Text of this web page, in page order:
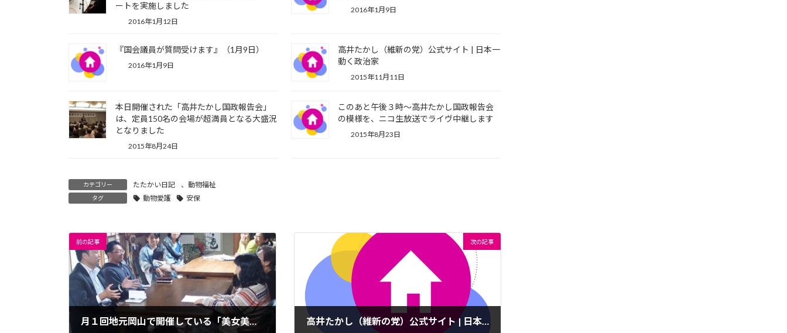
ートを実施しました
2016年1月12日
2016年1月9日
『国会議員が質問受けます』（1月9日）
2016年1月9日
高井たかし（維新の党）公式サイト | 日本一
動く政治家
2015年11月11日
本日開催された「高井たかし国政報告会」
は、定員150名の会場が超満員となる大盛況
となりました
2015年8月24日
このあと午後３時～高井たかし国政報告会
の模様を、ニコ生放送でライヴ中継します
2015年8月23日
カテゴリー たたかい日記 、 動物福祉
タグ 動物愛護 安保
前の記事
月１回地元岡山で開催している「美女美男の会」（自称です）に参加しました
次の記事
高井たかし（維新の党）公式サイト | 日本一動く政治家